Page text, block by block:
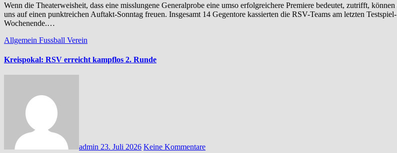
Wenn die Theaterweisheit, dass eine misslungene Generalprobe eine umso erfolgreichere Premiere bedeutet, zutrifft, können wir
uns auf einen punktreichen Auftakt-Sonntag freuen. Insgesamt 14 Gegentore kassierten die RSV-Teams am letzten Testspiel-
Wochenende.…
Allgemein Fussball Verein
Kreispokal: RSV erreicht kampflos 2. Runde
admin 23. Juli 2026 Keine Kommentare